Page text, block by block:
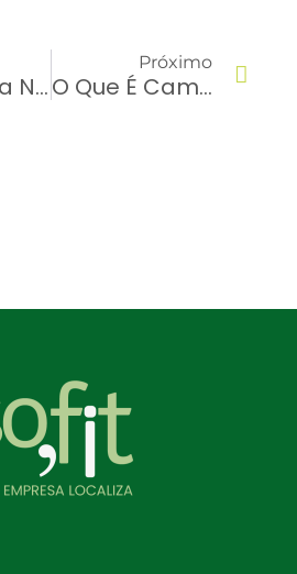
Segurança No Trânsito Na Gestão De Frotas: Por Que Investir?
Próximo
O Que É Caminhão Truck E Suas Principais Características